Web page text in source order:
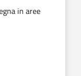
in aree